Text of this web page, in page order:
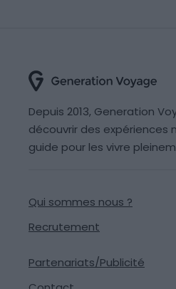
Depuis 2013, Generation
découvrir des expériences
guide pour les vivre
Qui sommes nous ?
Recrutement
Partenariats/Publicité